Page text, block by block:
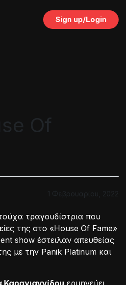
Sign up/Login
Of
1 Φεβρουαρίου, 2022
τραγουδίστρια που
της στο «House Of Fame»
show έστειλαν απευθείας
με την Panik Platinum και
Καραγιαννίδου ερμηνεύει